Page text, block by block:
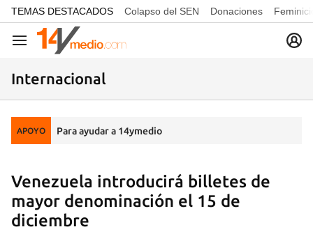
common.go-to-content
TEMAS DESTACADOS Colapso del SEN Donaciones
Navegación
Internacional
APOYO Para ayudar a 14ymedio
Venezuela introducirá billetes de
mayor denominación el 15 de
diciembre